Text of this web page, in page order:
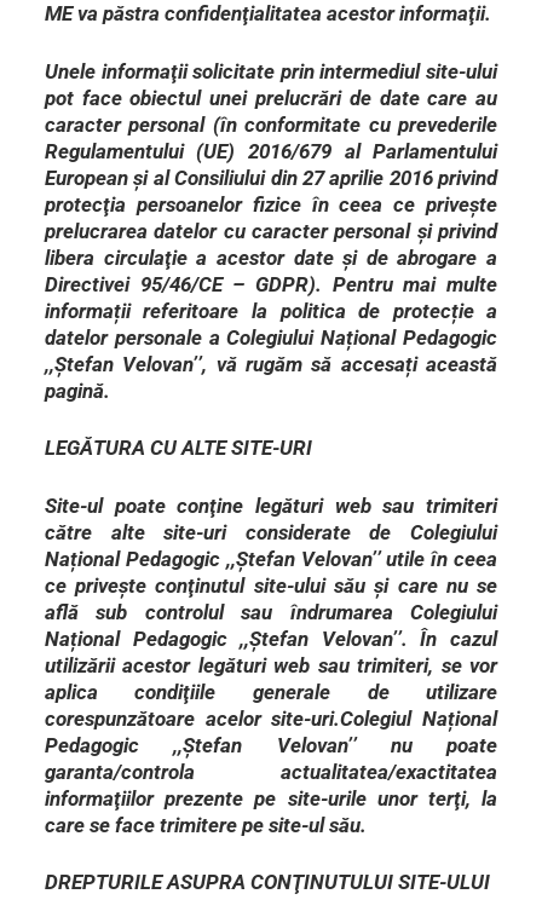
ME va păstra confidenţialitatea acestor informaţii.
Unele informaţii solicitate prin intermediul site-ului
pot face obiectul unei prelucrări de date care au
caracter personal (în conformitate cu prevederile
Regulamentului (UE) 2016/679 al Parlamentului
European şi al Consiliului din 27 aprilie 2016 privind
protecţia persoanelor fizice în ceea ce priveşte
prelucrarea datelor cu caracter personal şi privind
libera circulaţie a acestor date şi de abrogare a
Directivei 95/46/CE – GDPR). Pentru mai multe
informații referitoare la politica de protecție a
datelor personale a Colegiului Național Pedagogic
,,Ștefan Velovan’’, vă rugăm să accesați această
pagină.
LEGĂTURA CU ALTE SITE-URI
Site-ul poate conţine legături web sau trimiteri
către alte site-uri considerate de Colegiului
Național Pedagogic ,,Ștefan Velovan’’ utile în ceea
ce priveşte conţinutul site-ului său şi care nu se
află sub controlul sau îndrumarea Colegiului
Național Pedagogic ,,Ștefan Velovan’’. În cazul
utilizării acestor legături web sau trimiteri, se vor
aplica condiţiile generale de utilizare
corespunzătoare acelor site-uri.Colegiul Național
Pedagogic ,,Ștefan Velovan’’ nu poate
garanta/controla actualitatea/exactitatea
informaţiilor prezente pe site-urile unor terţi, la
care se face trimitere pe site-ul său.
DREPTURILE ASUPRA CONŢINUTULUI SITE-ULUI